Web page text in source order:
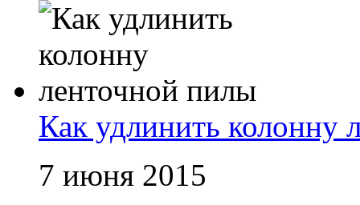
Как удлинить колонну
7 июня 2015